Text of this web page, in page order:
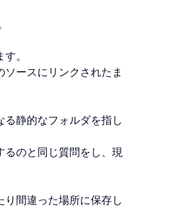
。
ースにリンクされたま
静的なフォルダを指し
のと同じ質問をし、現
間違った場所に保存し